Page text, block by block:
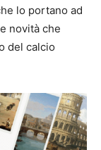
lo portano ad
novità che
del calcio